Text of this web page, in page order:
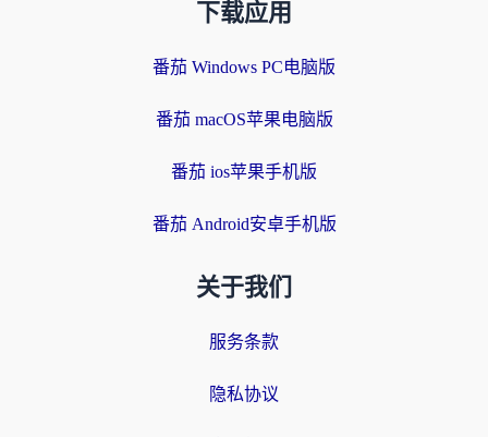
下载应用
番茄 Windows PC电脑版
番茄 macOS苹果电脑版
番茄 ios苹果手机版
番茄 Android安卓手机版
关于我们
服务条款
隐私协议